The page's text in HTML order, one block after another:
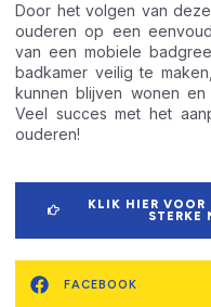
Door het volgen van
ouderen op een
van een mobiele
badkamer veilig te
kunnen blijven wonen
Veel succes met het
ouderen!
KLIK HIER VOOR
STERKE
FACEBOOK